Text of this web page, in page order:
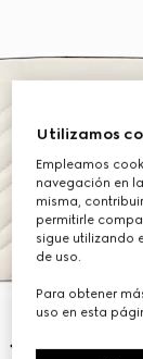
Utilizamos
Empleamos
navegación en
misma,
permitirle
sigue utilizando
de uso.
Para obtener
uso en esta